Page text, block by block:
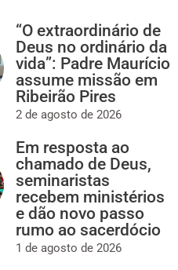
“O extraordinário de
Deus no ordinário da
vida”: Padre Maurício
assume missão em
Ribeirão Pires
2 de agosto de 2026
Em resposta ao
chamado de Deus,
seminaristas
recebem ministérios
e dão novo passo
rumo ao sacerdócio
1 de agosto de 2026